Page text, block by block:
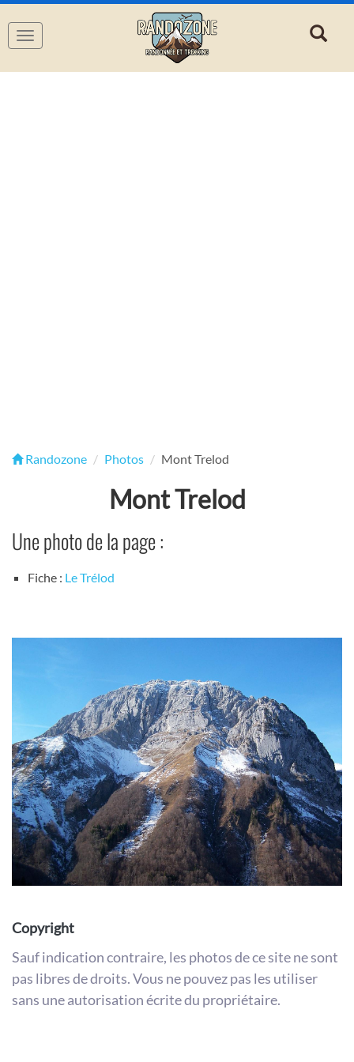
Navigation
Randozone Photos Mont Trelod
Mont Trelod
Une photo de la page :
Fiche : Le Trélod
Copyright
Sauf indication contraire, les photos de ce site ne sont
pas libres de droits. Vous ne pouvez pas les utiliser
sans une autorisation écrite du propriétaire.